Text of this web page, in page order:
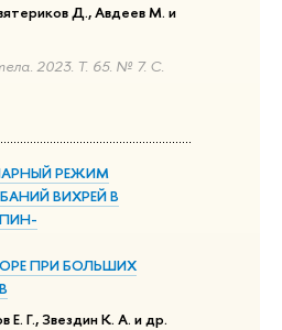
Д., Авдеев М. и
2023. Т. 65. № 7. С.
РЕЖИМ
ВИХРЕЙ В
ПРИ БОЛЬШИХ
Е. Г., Звездин К. А. и др.